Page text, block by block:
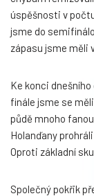
úspěšnosti v
jsme do
zápasu jsme měli
Ke konci
finále jsme se
půdě mnoho
Holanďany
Oproti základní
Společný pokřik